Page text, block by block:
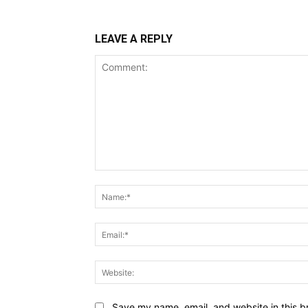
LEAVE A REPLY